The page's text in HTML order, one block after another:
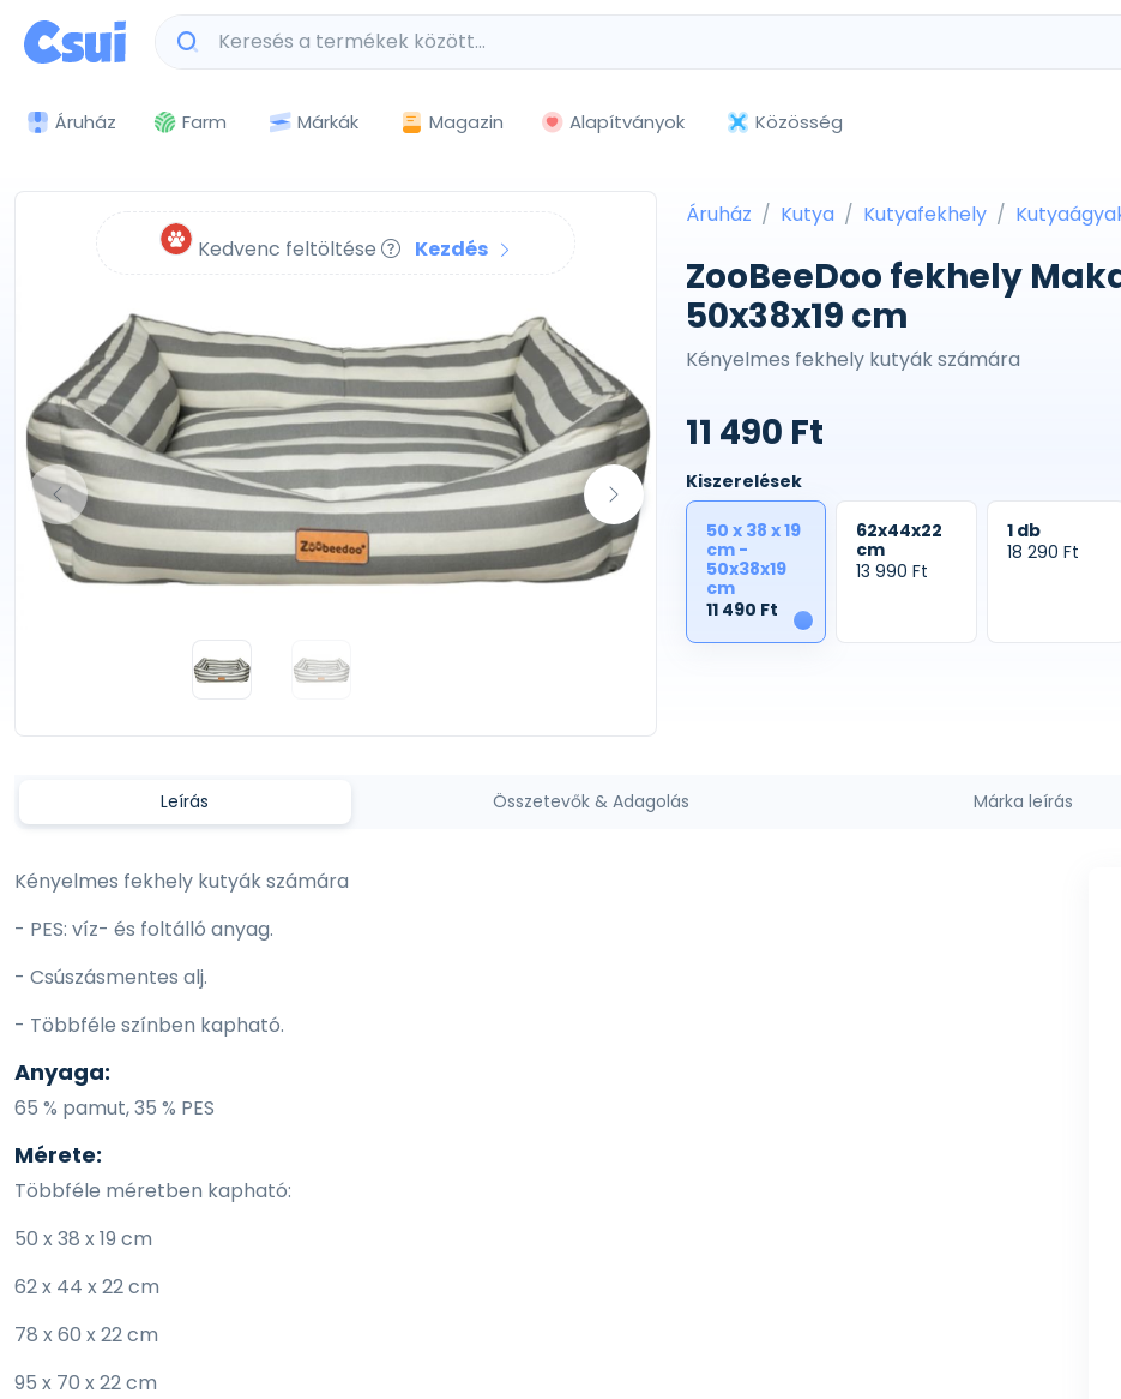
Áruház Farm Márkák Magazin Alapítványok Közösség
Kedvenc feltöltése Kezdés
Áruház Kutya Kutyafekhely
ZooBeeDoo fekhely
50x38x19 cm
Kényelmes fekhely kutyák számára
11 490 Ft
Kiszerelések
1
50 x 38 x 19
cm -
50x38x19
cm
11 490 Ft
62x44x22
cm
13 990 Ft
1 db
18 290 Ft
Leírás Összetevők & Adagolás Márka leírás
Kényelmes fekhely kutyák számára
- PES: víz- és foltálló anyag.
- Csúszásmentes alj.
- Többféle színben kapható.
Anyaga:
65 % pamut, 35 % PES
Mérete:
Többféle méretben kapható:
50 x 38 x 19 cm
62 x 44 x 22 cm
78 x 60 x 22 cm
95 x 70 x 22 cm